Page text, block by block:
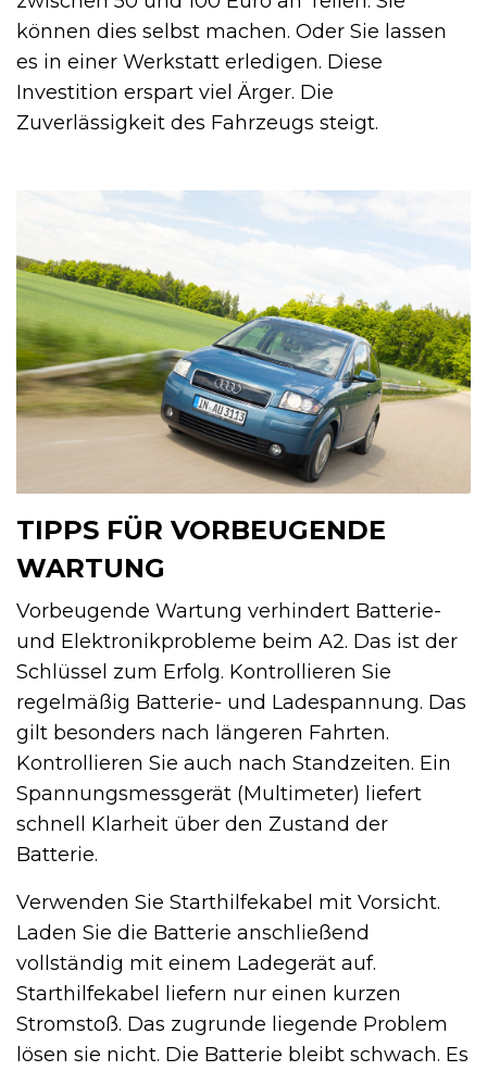
können dies selbst machen. Oder Sie lassen
es in einer Werkstatt erledigen. Diese
Investition erspart viel Ärger. Die
Zuverlässigkeit des Fahrzeugs steigt.
TIPPS FÜR VORBEUGENDE
WARTUNG
Vorbeugende Wartung verhindert Batterie-
und Elektronikprobleme beim A2. Das ist der
Schlüssel zum Erfolg. Kontrollieren Sie
regelmäßig Batterie- und Ladespannung. Das
gilt besonders nach längeren Fahrten.
Kontrollieren Sie auch nach Standzeiten. Ein
Spannungsmessgerät (Multimeter) liefert
schnell Klarheit über den Zustand der
Batterie.
Verwenden Sie Starthilfekabel mit Vorsicht.
Laden Sie die Batterie anschließend
vollständig mit einem Ladegerät auf.
Starthilfekabel liefern nur einen kurzen
Stromstoß. Das zugrunde liegende Problem
lösen sie nicht. Die Batterie bleibt schwach. Es